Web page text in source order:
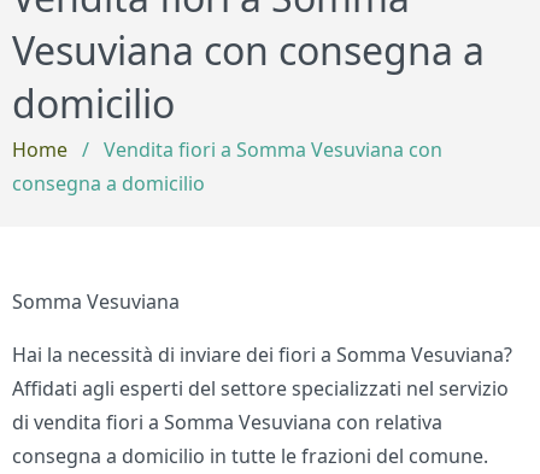
Vesuviana con consegna a
domicilio
Home / Vendita fiori a Somma Vesuviana con
consegna a domicilio
Somma Vesuviana
Hai la necessità di inviare dei fiori a Somma Vesuviana?
Affidati agli esperti del settore specializzati nel servizio
di vendita fiori a Somma Vesuviana con relativa
consegna a domicilio in tutte le frazioni del comune.